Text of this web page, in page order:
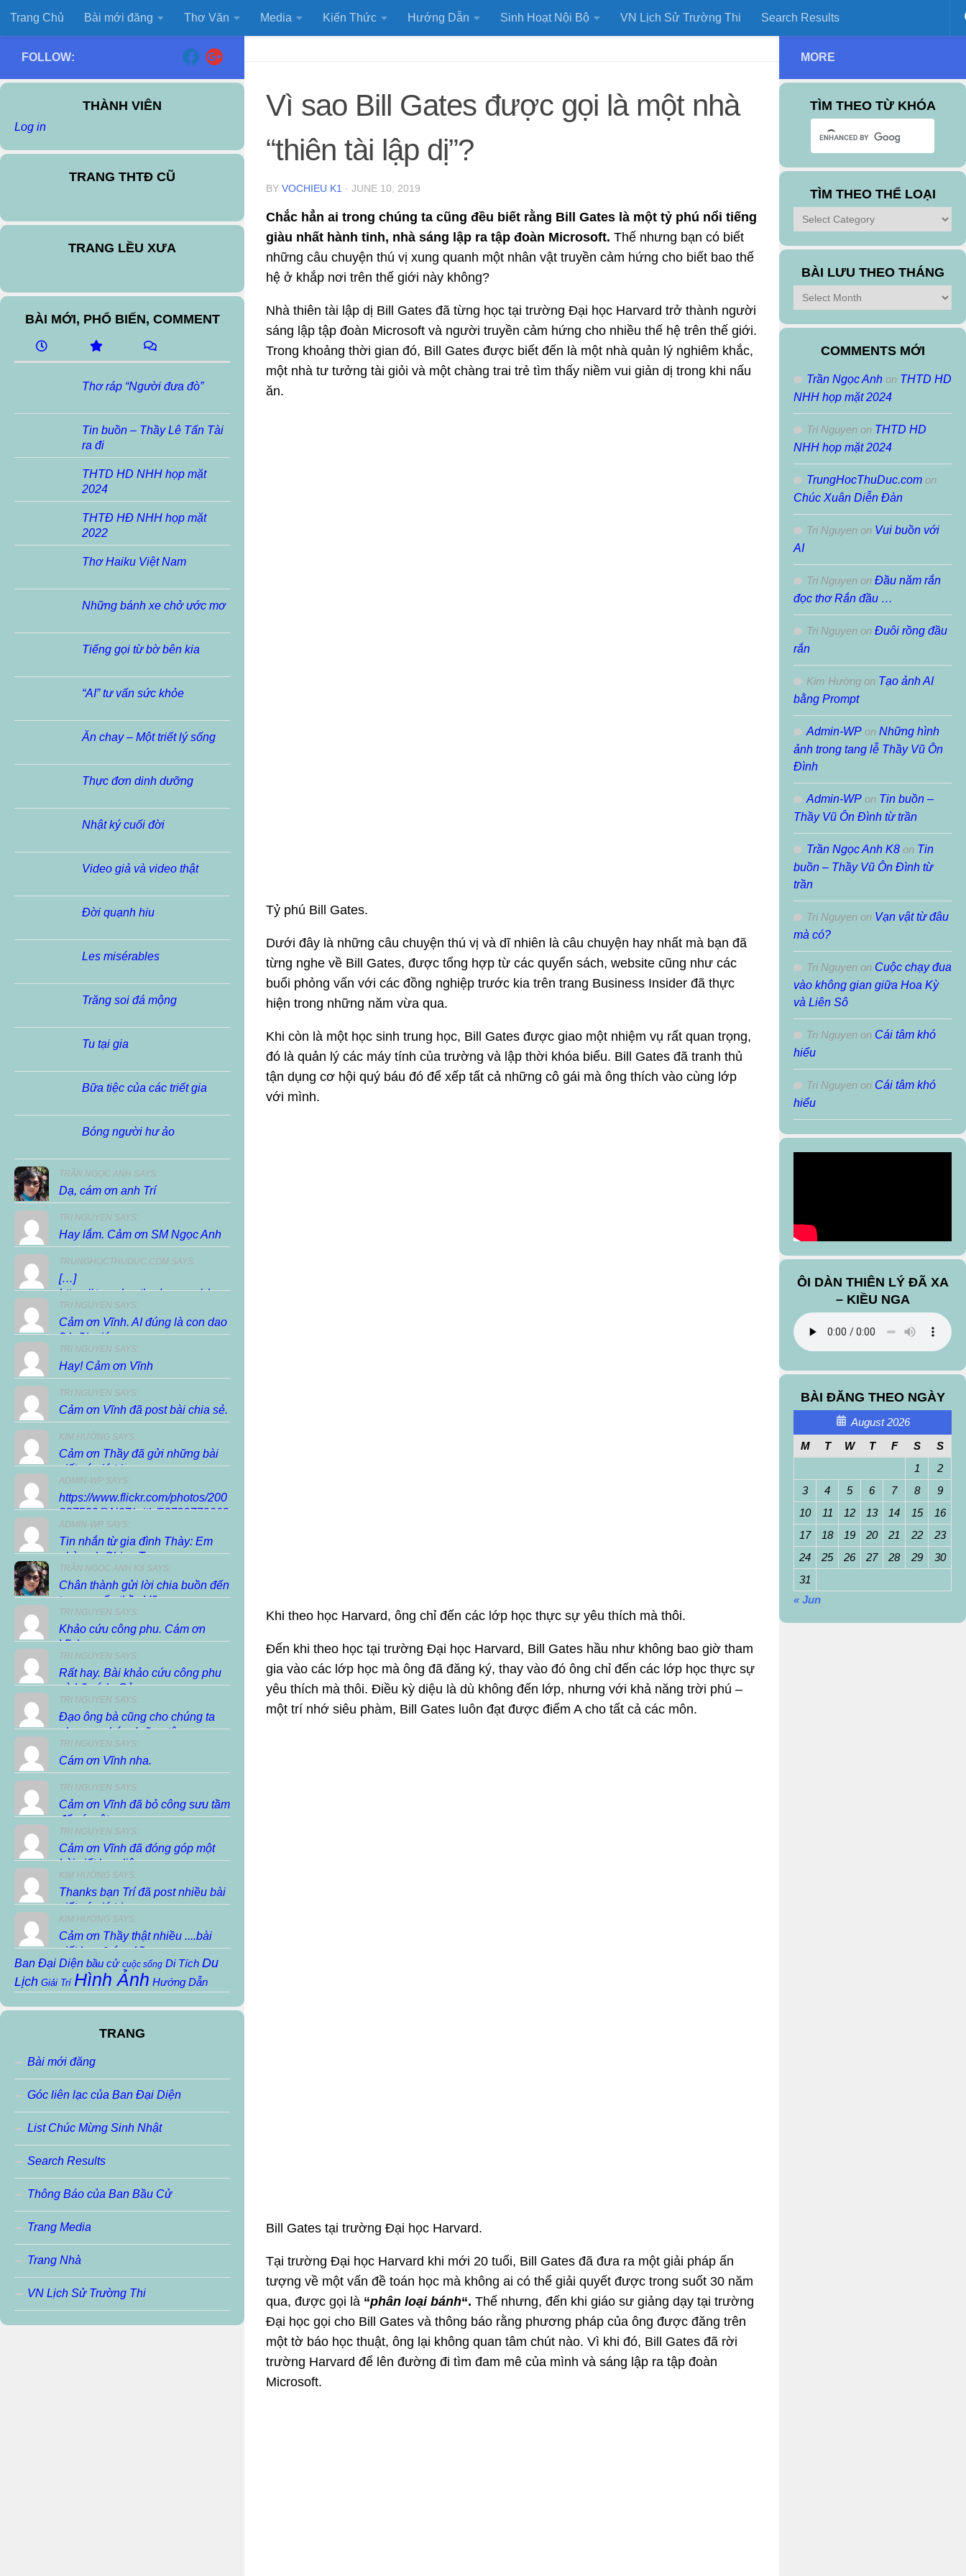
Skip to content
Trang Chủ Bài mới đăng Thơ Văn Media Kiến Thức Hướng Dẫn Sinh Hoạt Nội Bộ VN Lịch Sử Trường Thi Search Results
Vì sao Bill Gates được gọi là một nhà
“thiên tài lập dị”?
BY VOCHIEU K1 · JUNE 10, 2019
Chắc hẳn ai trong chúng ta cũng đều biết rằng Bill Gates là một tỷ phú nổi tiếng
giàu nhất hành tinh, nhà sáng lập ra tập đoàn Microsoft. Thế nhưng bạn có biết
những câu chuyện thú vị xung quanh một nhân vật truyền cảm hứng cho biết bao thế
hệ ở khắp nơi trên thế giới này không?
Nhà thiên tài lập dị Bill Gates đã từng học tại trường Đại học Harvard trở thành người
sáng lập tập đoàn Microsoft và người truyền cảm hứng cho nhiều thế hệ trên thế giới.
Trong khoảng thời gian đó, Bill Gates được biết đến là một nhà quản lý nghiêm khắc,
một nhà tư tưởng tài giỏi và một chàng trai trẻ tìm thấy niềm vui giản dị trong khi nấu
ăn.
Tỷ phú Bill Gates.
Dưới đây là những câu chuyện thú vị và dĩ nhiên là câu chuyện hay nhất mà bạn đã
từng nghe về Bill Gates, được tổng hợp từ các quyển sách, website cũng như các
buổi phỏng vấn với các đồng nghiệp trước kia trên trang Business Insider đã thực
hiện trong những năm vừa qua.
Khi còn là một học sinh trung học, Bill Gates được giao một nhiệm vụ rất quan trọng,
đó là quản lý các máy tính của trường và lập thời khóa biểu. Bill Gates đã tranh thủ
tận dụng cơ hội quý báu đó để xếp tất cả những cô gái mà ông thích vào cùng lớp
với mình.
Khi theo học Harvard, ông chỉ đến các lớp học thực sự yêu thích mà thôi.
Đến khi theo học tại trường Đại học Harvard, Bill Gates hầu như không bao giờ tham
gia vào các lớp học mà ông đã đăng ký, thay vào đó ông chỉ đến các lớp học thực sự
yêu thích mà thôi. Điều kỳ diệu là dù không đến lớp, nhưng với khả năng trời phú –
một trí nhớ siêu phàm, Bill Gates luôn đạt được điểm A cho tất cả các môn.
Bill Gates tại trường Đại học Harvard.
Tại trường Đại học Harvard khi mới 20 tuổi, Bill Gates đã đưa ra một giải pháp ấn
tượng về một vấn đề toán học mà không ai có thể giải quyết được trong suốt 30 năm
qua, được gọi là “phân loại bánh“. Thế nhưng, đến khi giáo sư giảng dạy tại trường
Đại học gọi cho Bill Gates và thông báo rằng phương pháp của ông được đăng trên
một tờ báo học thuật, ông lại không quan tâm chút nào. Vì khi đó, Bill Gates đã rời
trường Harvard để lên đường đi tìm đam mê của mình và sáng lập ra tập đoàn
Microsoft.
FOLLOW:
THÀNH VIÊN
Log in
TRANG THTĐ CŨ
TRANG LỀU XƯA
BÀI MỚI, PHỔ BIẾN, COMMENT
Thơ ráp “Người đưa đò”
Tin buồn – Thầy Lê Tấn Tài
ra đi
THTD HD NHH họp mặt
2024
THTĐ HĐ NHH họp mặt
2022
Thơ Haiku Việt Nam
Những bánh xe chở ước mơ
Tiếng gọi từ bờ bên kia
“AI” tư vấn sức khỏe
Ăn chay – Một triết lý sống
Thực đơn dinh dưỡng
Nhật ký cuối đời
Video giả và video thật
Đời quạnh hiu
Les misérables
Trăng soi đá mộng
Tu tại gia
Bữa tiệc của các triết gia
Bóng người hư ảo
TRẦN NGỌC ANH SAYS:
Dạ, cám ơn anh Trí
TRI NGUYEN SAYS:
Hay lắm. Cảm ơn SM Ngọc Anh
TRUNGHOCTHUDUC.COM SAYS:
[…]
https://.trunghocthuduc.com/chuc-
xuan-dien-dan/ […]
TRI NGUYEN SAYS:
Cảm ơn Vĩnh. AI đúng là con dao
2 lưỡi, giúp...
TRI NGUYEN SAYS:
Hay! Cảm ơn Vĩnh
TRI NGUYEN SAYS:
Cảm ơn Vĩnh đã post bài chia sẻ.
KIM HƯỜNG SAYS:
Cảm ơn Thầy đã gửi những bài
viết có giá trị...
ADMIN-WP SAYS:
https://www.flickr.com/photos/200
887530@N07/with/53799770663
ADMIN-WP SAYS:
Tin nhắn từ gia đình Thày: Em
nhờ anh Chieu Tran...
TRẦN NGỌC ANH K8 SAYS:
Chân thành gửi lời chia buồn đến
tang quyến thầy Vũ...
TRI NGUYEN SAYS:
Khảo cứu công phu. Cám ơn
Vĩnh.
TRI NGUYEN SAYS:
Rất hay. Bài khảo cứu công phu
và hữu ích. Cảm...
TRI NGUYEN SAYS:
Đạo ông bà cũng cho chúng ta
phương pháp dưỡng tâm,...
TRI NGUYEN SAYS:
Cám ơn Vĩnh nha.
TRI NGUYEN SAYS:
Cảm ơn Vĩnh đã bỏ công sưu tầm
để có một...
TRI NGUYEN SAYS:
Cảm ơn Vĩnh đã đóng góp một
bài viết hay, liên...
KIM HƯỜNG SAYS:
Thanks bạn Trí đã post nhiều bài
viết có giá trị...
KIM HƯỜNG SAYS:
Cảm ơn Thầy thật nhiều ....bài
viết hay & ý nghĩa...
Ban Đại Diện bầu cử cuộc sống Di Tích Du
Lịch Giải Trí Hình Ảnh Hướng Dẫn
Khoa Học
Kiến Thức
Lịch
Người Nổi Tiếng
Nhạc THTĐ Phiếm
Thơ Haiku Thơ ráp Thơ Sáng Tác
Tran Ngoc Anh Videos VoChieu
TRANG
Bài mới đăng
Góc liên lạc của Ban Đại Diện
List Chúc Mừng Sinh Nhật
Search Results
Thông Báo của Ban Bầu Cử
Trang Media
Trang Nhà
VN Lịch Sử Trường Thi
MORE
TÌM THEO TỪ KHÓA
TÌM THEO THỂ LOẠI
Tìm
theo
Thể
Loại
BÀI LƯU THEO THÁNG
Bài
Lưu
Theo
COMMENTS MỚI
Trần Ngọc Anh on THTD HD
NHH họp mặt 2024
Tri Nguyen on THTD HD
NHH họp mặt 2024
TrungHocThuDuc.com on
Chúc Xuân Diễn Đàn
Tri Nguyen on Vui buồn với
AI
Tri Nguyen on Đầu năm rắn
đọc thơ Rắn đầu …
Tri Nguyen on Đuôi rồng đầu
rắn
Kim Hường on Tạo ảnh AI
bằng Prompt
Admin-WP on Những hình
ảnh trong tang lễ Thầy Vũ Ôn
Đình
Admin-WP on Tin buồn –
Thầy Vũ Ôn Đình từ trần
Trần Ngọc Anh K8 on Tin
buồn – Thầy Vũ Ôn Đình từ
trần
Tri Nguyen on Vạn vật từ đâu
mà có?
Tri Nguyen on Cuộc chạy đua
vào không gian giữa Hoa Kỳ
và Liên Sô
Tri Nguyen on Cái tâm khó
hiểu
Tri Nguyen on Cái tâm khó
hiểu
ÔI DÀN THIÊN LÝ ĐÃ XA
– KIỀU NGA
BÀI ĐĂNG THEO NGÀY
August 2026
M
T W T F S
S
1
2
3
4 5 6 7 8
9
10
11 12 13 14 15
16
17
18 19 20 21 22
23
24
25 26 27 28 29
30
31
« Jun